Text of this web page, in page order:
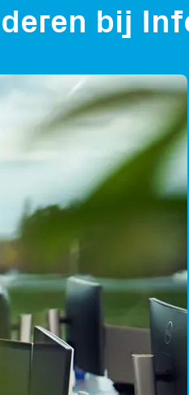
bij